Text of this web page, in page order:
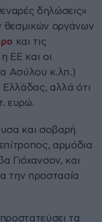
δηλώσεις»
θεσμικών οργάνων
και τις
ΕΕ και οι
Ασύλου κ.λπ.)
Ελλάδας, αλλά ότι
ευρώ.
και σοβαρή
αρμόδια
Γιόχανσον, και
την προστασία
τα